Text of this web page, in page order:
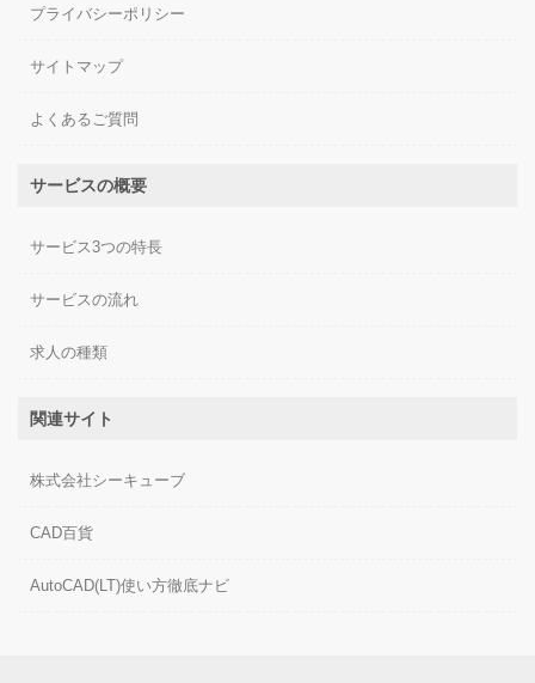
プライバシーポリシー
サイトマップ
よくあるご質問
サービスの概要
サービス3つの特長
サービスの流れ
求人の種類
関連サイト
株式会社シーキューブ
CAD百貨
AutoCAD(LT)使い方徹底ナビ